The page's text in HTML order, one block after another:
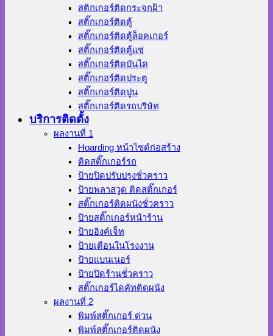
สติกเกอร์ติดกระจกฝ้า
สติ๊กเกอร์ติดตู้
สติ๊กเกอร์ติดตู้ล็อคเกอร์
สติ๊กเกอร์ติดตู้แช่
สติ๊กเกอร์ติดบันได
สติ๊กเกอร์ติดประตู
สติ๊กเกอร์ติดปูน
สติ๊กเกอร์ติดรถบริษัท
บริการติดตั้ง
ผลงานที่ 1
Hoarding หน้าไซต์ก่อสร้าง
ติดสติ๊กเกอร์รถ
ป้ายปิดปรับปรุงชั่วคราว
ป้ายพลาสวูด ติดสติ๊กเกอร์
สติ๊กเกอร์ติดผนังชั่วคราว
ป้ายสติ๊กเกอร์หน้าร้าน
ป้ายอิงค์เจ็ท
ป้ายเตือนในโรงงาน
ป้ายแบนเนอร์
ป้ายปิดร้านชั่วคราว
สติ๊กเกอร์ไดคัทติดผนัง
ผลงานที่ 2
พิมพ์สติ๊กเกอร์ ด่วน
พิมพ์สติ๊กเกอร์ติดผนัง